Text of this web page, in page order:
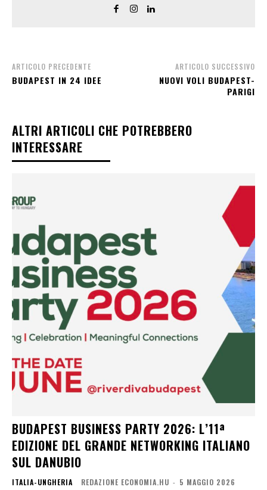
ARTICOLO PRECEDENTE
BUDAPEST IN 24 IDEE
ARTICOLO SUCCESSIVO
NUOVI VOLI BUDAPEST-
PARIGI
ALTRI ARTICOLI CHE POTREBBERO
INTERESSARE
BUDAPEST BUSINESS PARTY 2026: L’11ª
EDIZIONE DEL GRANDE NETWORKING ITALIANO
SUL DANUBIO
ITALIA-UNGHERIA REDAZIONE ECONOMIA.HU - 5 MAGGIO 2026